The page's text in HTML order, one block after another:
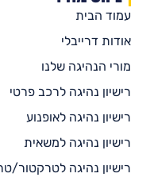
עמוד הבית
אודות דרייבלי
מורי הנהיגה שלנו
רישיון נהיגה לרכב פרטי
רישיון נהיגה לאופנוע
רישיון נהיגה למשאית
רישיון נהיגה לטרקטור/